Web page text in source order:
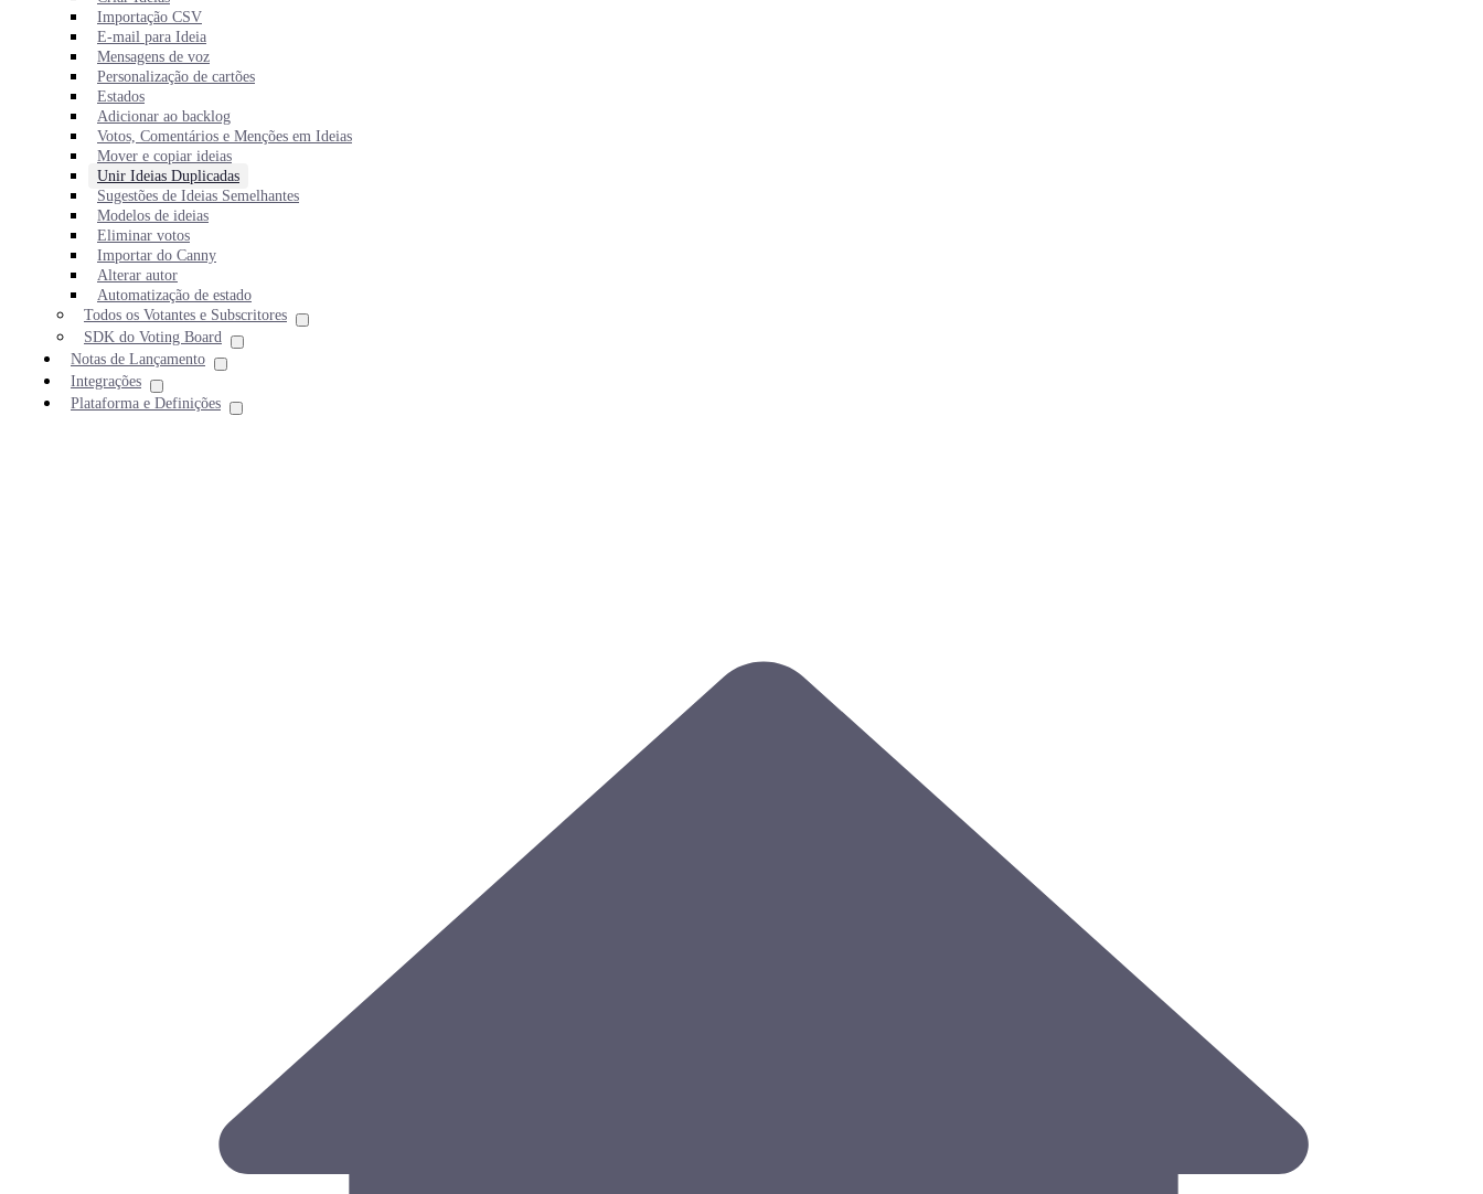
Importação CSV
E-mail para Ideia
Mensagens de voz
Personalização de cartões
Estados
Adicionar ao backlog
Votos, Comentários e Menções em Ideias
Mover e copiar ideias
Unir Ideias Duplicadas
Sugestões de Ideias Semelhantes
Modelos de ideias
Eliminar votos
Importar do Canny
Alterar autor
Automatização de estado
Todos os Votantes e Subscritores
SDK do Voting Board
Notas de Lançamento
Integrações
Plataforma e Definições